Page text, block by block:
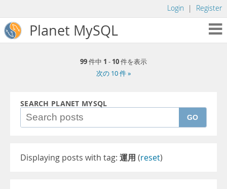
Login | Register
Planet MySQL
99件中 1 - 10件を表示
次の 10 件 »
SEARCH PLANET MYSQL
GO
Displaying posts with tag: 運用 (reset)